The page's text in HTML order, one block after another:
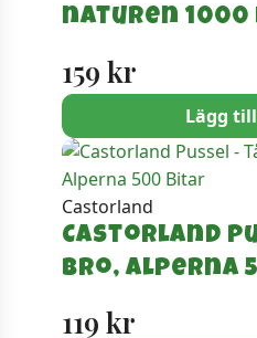
naturen
159 kr
Lägg
Castorland
Castorland
bro, Alperna
119 kr